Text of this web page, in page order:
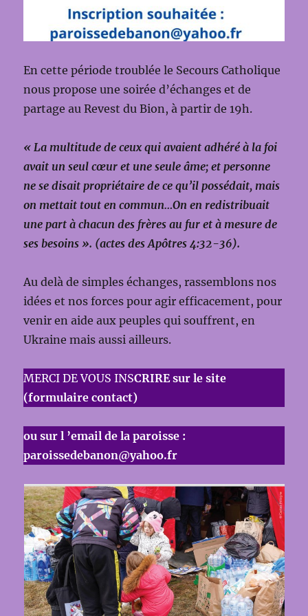
En cette période troublée le Secours Catholique
nous propose une soirée d’échanges et de
partage au Revest du Bion, à partir de 19h.
« La multitude de ceux qui avaient adhéré à la foi
avait un seul cœur et une seule âme; et personne
ne se disait propriétaire de ce qu’il possédait, mais
on mettait tout en commun…On en redistribuait
une part à chacun des frères au fur et à mesure de
ses besoins ». (actes des Apôtres 4:32-36).
Au delà de simples échanges, rassemblons nos
idées et nos forces pour agir efficacement, pour
venir en aide aux peuples qui souffrent, en
Ukraine mais aussi ailleurs.
MERCI DE VOUS INSCRIRE sur le site
(formulaire contact)
ou sur l ’email de la paroisse :
paroissedebanon@yahoo.fr